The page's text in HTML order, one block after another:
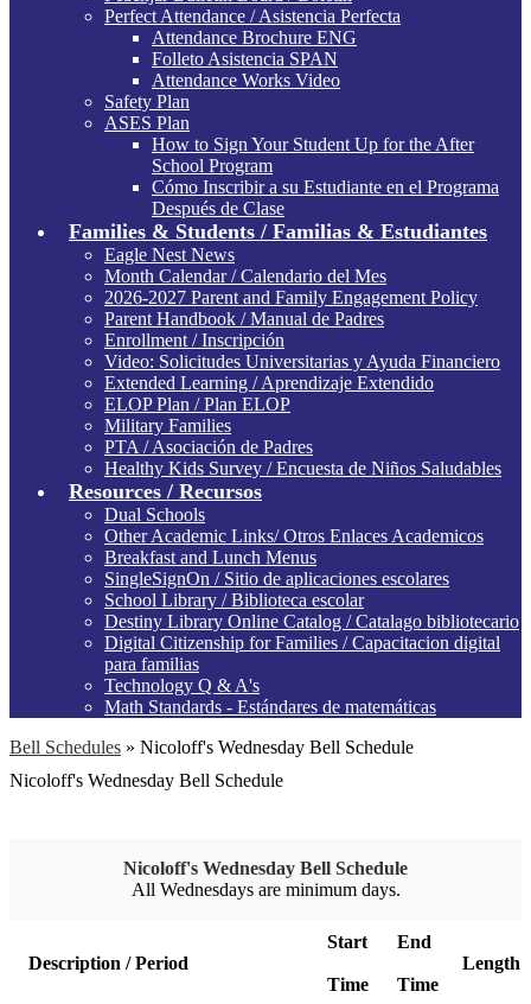
Perfect Attendance / Asistencia Perfecta
Attendance Brochure ENG
Folleto Asistencia SPAN
Attendance Works Video
Safety Plan
ASES Plan
How to Sign Your Student Up for the After
School Program
Cómo Inscribir a su Estudiante en el Programa
Después de Clase
Families & Students / Familias & Estudiantes
Eagle Nest News
Month Calendar / Calendario del Mes
2026-2027 Parent and Family Engagement Policy
Parent Handbook / Manual de Padres
Enrollment / Inscripción
Video: Solicitudes Universitarias y Ayuda Financiero
Extended Learning / Aprendizaje Extendido
ELOP Plan / Plan ELOP
Military Families
PTA / Asociación de Padres
Healthy Kids Survey / Encuesta de Niños Saludables
Resources / Recursos
Dual Schools
Other Academic Links/ Otros Enlaces Academicos
Breakfast and Lunch Menus
SingleSignOn / Sitio de aplicaciones escolares
School Library / Biblioteca escolar
Destiny Library Online Catalog / Catalago bibliotecario
Digital Citizenship for Families / Capacitacion digital
para familias
Technology Q & A's
Math Standards - Estándares de matemáticas
Bell Schedules » Nicoloff's Wednesday Bell Schedule
Nicoloff's Wednesday Bell Schedule
Nicoloff's Wednesday Bell Schedule
All Wednesdays are minimum days.
Description / Period
Start
Time
End
Time
Length